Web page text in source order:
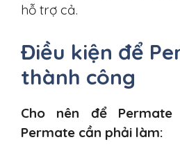
hỗ trợ cả.
Điều kiện để
thành công
Cho nên để
Permate cần phải làm: